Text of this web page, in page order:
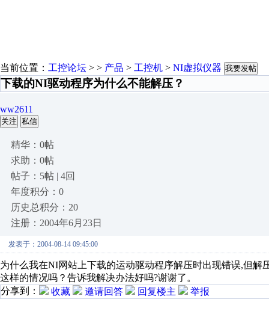
当前位置： 工控论坛 > > 产品 > 工控机 > NI虚拟仪器 我要发帖
下载的NI驱动程序为什么不能解压？
ww2611
关注 私信
精华：0帖
求助：0帖
帖子：5帖 | 4回
年度积分：0
历史总积分：20
注册：2004年6月23日
发表于：2004-08-14 09:45:00
为什么我在NI网站上下载的运动驱动程序解压时出现错误,但
这样的情况吗？告诉我解决办法好吗?谢谢了。
分享到：
收藏 邀请回答 回复楼主 举报